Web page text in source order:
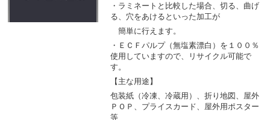
・ラミネートと比較した場合、切る、曲げ
る、穴をあけるといった加工が
簡単に行えます。
・ＥＣＦパルプ（無塩素漂白）を１００％
使用していますので、リサイクル可能で
す。
【主な用途】
包装紙（冷凍、冷蔵用）、折り地図、屋外
ＰＯＰ、プライスカード、屋外用ポスター
等